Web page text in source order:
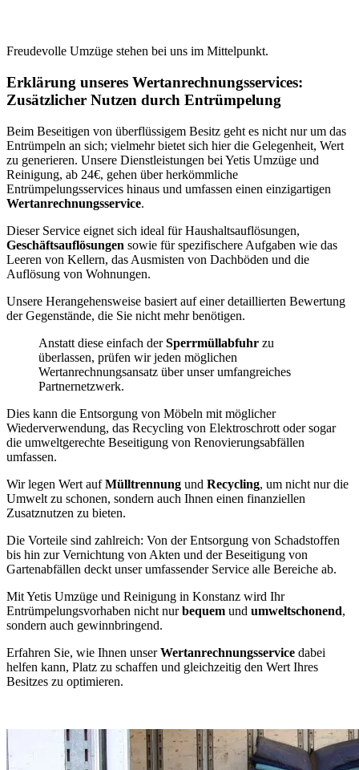
Freudevolle Umzüge stehen bei uns im Mittelpunkt.
Erklärung unseres Wertanrechnungsservices:
Zusätzlicher Nutzen durch Entrümpelung
Beim Beseitigen von überflüssigem Besitz geht es nicht nur um das
Entrümpeln an sich; vielmehr bietet sich hier die Gelegenheit, Wert
zu generieren. Unsere Dienstleistungen bei Yetis Umzüge und
Reinigung, ab 24€, gehen über herkömmliche
Entrümpelungsservices hinaus und umfassen einen einzigartigen
Wertanrechnungsservice.
Dieser Service eignet sich ideal für Haushaltsauflösungen,
Geschäftsauflösungen sowie für spezifischere Aufgaben wie das
Leeren von Kellern, das Ausmisten von Dachböden und die
Auflösung von Wohnungen.
Unsere Herangehensweise basiert auf einer detaillierten Bewertung
der Gegenstände, die Sie nicht mehr benötigen.
Anstatt diese einfach derSperrmüllabfuhr zu
überlassen, prüfen wir jeden möglichen
Wertanrechnungsansatz über unser umfangreiches
Partnernetzwerk.
Dies kann die Entsorgung von Möbeln mit möglicher
Wiederverwendung, das Recycling von Elektroschrott oder sogar
die umweltgerechte Beseitigung von Renovierungsabfällen
umfassen.
Wir legen Wert aufMülltrennung und Recycling, um nicht nur die
Umwelt zu schonen, sondern auch Ihnen einen finanziellen
Zusatznutzen zu bieten.
Die Vorteile sind zahlreich: Von der Entsorgung von Schadstoffen
bis hin zur Vernichtung von Akten und der Beseitigung von
Gartenabfällen deckt unser umfassender Service alle Bereiche ab.
Mit Yetis Umzüge und Reinigung in Konstanz wird Ihr
Entrümpelungsvorhaben nicht nurbequem und umweltschonend,
sondern auch gewinnbringend.
Erfahren Sie, wie Ihnen unserWertanrechnungsservice dabei
helfen kann, Platz zu schaffen und gleichzeitig den Wert Ihres
Besitzes zu optimieren.